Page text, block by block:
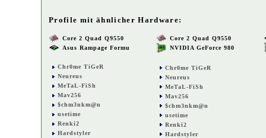
Profile mit ähnlicher Hardware:
Core 2 Quad Q9550
Asus Rampage Formu
Chr0me TiGeR
Neureus
MeTaL-FiSh
Mav256
$chm3nkm@n
usetime
Renki2
Hardstyler
Core 2 Quad Q9550
NVIDIA GeForce 980
Chr0me TiGeR
Neureus
MeTaL-FiSh
Mav256
$chm3nkm@n
usetime
Renki2
Hardstyler